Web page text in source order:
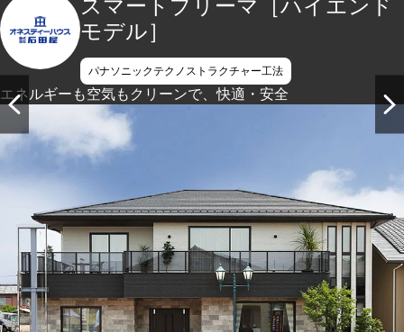
スマートプリーマ［ハイエンド
モデル］
パナソニックテクノストラクチャー工法
エネルギーも空気もクリーンで、快適・安全
クリーンエネルギー＆クリーンエアーで暮らせるスマートプ
リーマハイエンドモデル